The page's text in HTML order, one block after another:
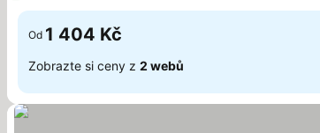
Od 1 404 Kč
Zobrazte si ceny z 2 webů